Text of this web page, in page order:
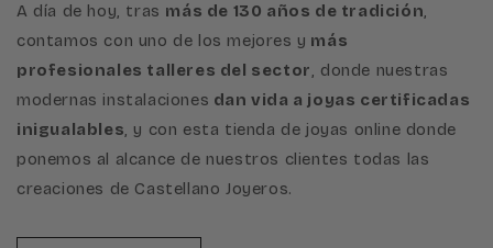
A día de hoy, tras más de 130 años de tradición,
contamos con uno de los mejores y más
profesionales talleres del sector, donde nuestras
modernas instalaciones dan vida a joyas certificadas
inigualables, y con esta tienda de joyas online donde
ponemos al alcance de nuestros clientes todas las
creaciones de Castellano Joyeros.